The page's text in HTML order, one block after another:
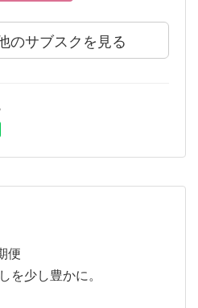
のサブスクを見る
便
少し豊かに。